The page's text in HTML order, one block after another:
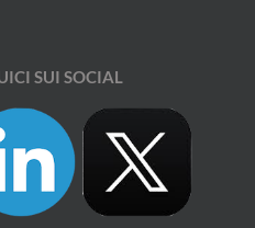
SUI SOCIAL